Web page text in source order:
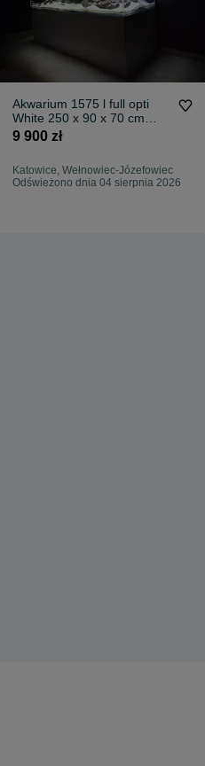
Akwarium 1575 l full opti
White 250 x 90 x 70 cm
(wys.)
9 900 zł
Katowice, Wełnowiec-Józefowiec
Odświeżono dnia 04 sierpnia 2026